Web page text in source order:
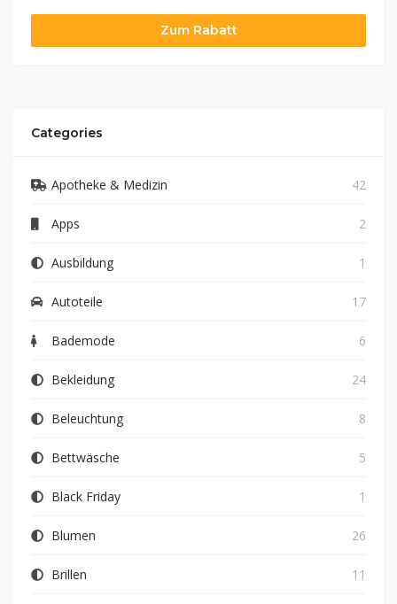
Zum Rabatt
Categories
Apotheke & Medizin 42
Apps 2
Ausbildung 1
Autoteile 17
Bademode 6
Bekleidung 24
Beleuchtung 8
Bettwäsche 5
Black Friday 1
Blumen 26
Brillen 11